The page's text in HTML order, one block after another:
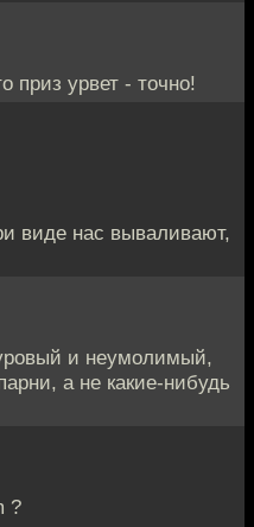
приз урвет - точно!
виде нас вываливают,
и неумолимый,
а не какие-нибудь
?